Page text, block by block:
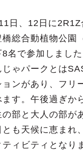
日、12日に
橋総合動植物公園
8名で参加しまし
じゃパークとは
ョンがあり、フリ
ます。午後過ぎか
の部と大人の部が
とも天候に恵まれ
ティビティとなり